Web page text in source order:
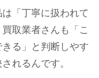
「丁寧に扱われて
取業者さんも「こ
る」と判断しやす
れるんです。